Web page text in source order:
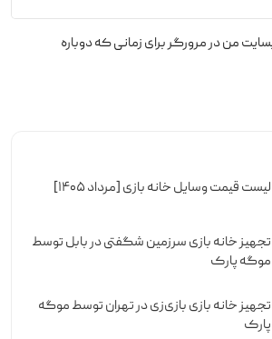
من در مرورگر برای زمانی که دوباره
لیست قیمت وسایل خانه بازی [مرداد ۱۴۰۵]
تجهیز خانه بازی سرزمین شگفتی در بابل توسط
موگه پارک
تجهیز خانه بازی بازی‌زی در تهران توسط موگه
پارک